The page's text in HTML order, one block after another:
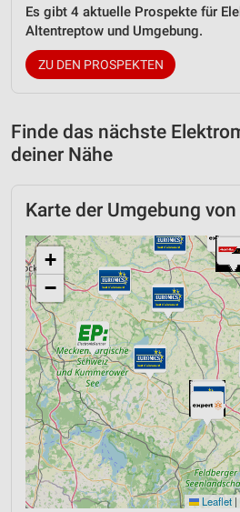
Es gibt 4 aktuelle Prospekte für
Altentreptow und Umgebung.
ZU DEN PROSPEKTEN
Finde das nächste
deiner Nähe
Karte der Umgebung
+
−
Leaflet |